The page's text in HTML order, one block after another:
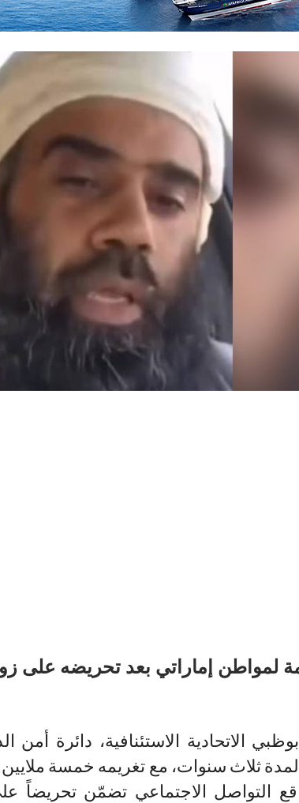
لمواطن إماراتي بعد تحريضه على
الاتحادية الاستئنافية، دائرة أمن
ثلاث سنوات، مع تغريمه خمسة ملايين
التواصل الاجتماعي تضمّن تحريضاً